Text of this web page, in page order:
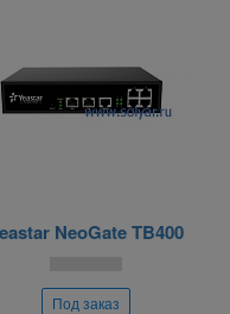
NeoGate TB400
Под заказ